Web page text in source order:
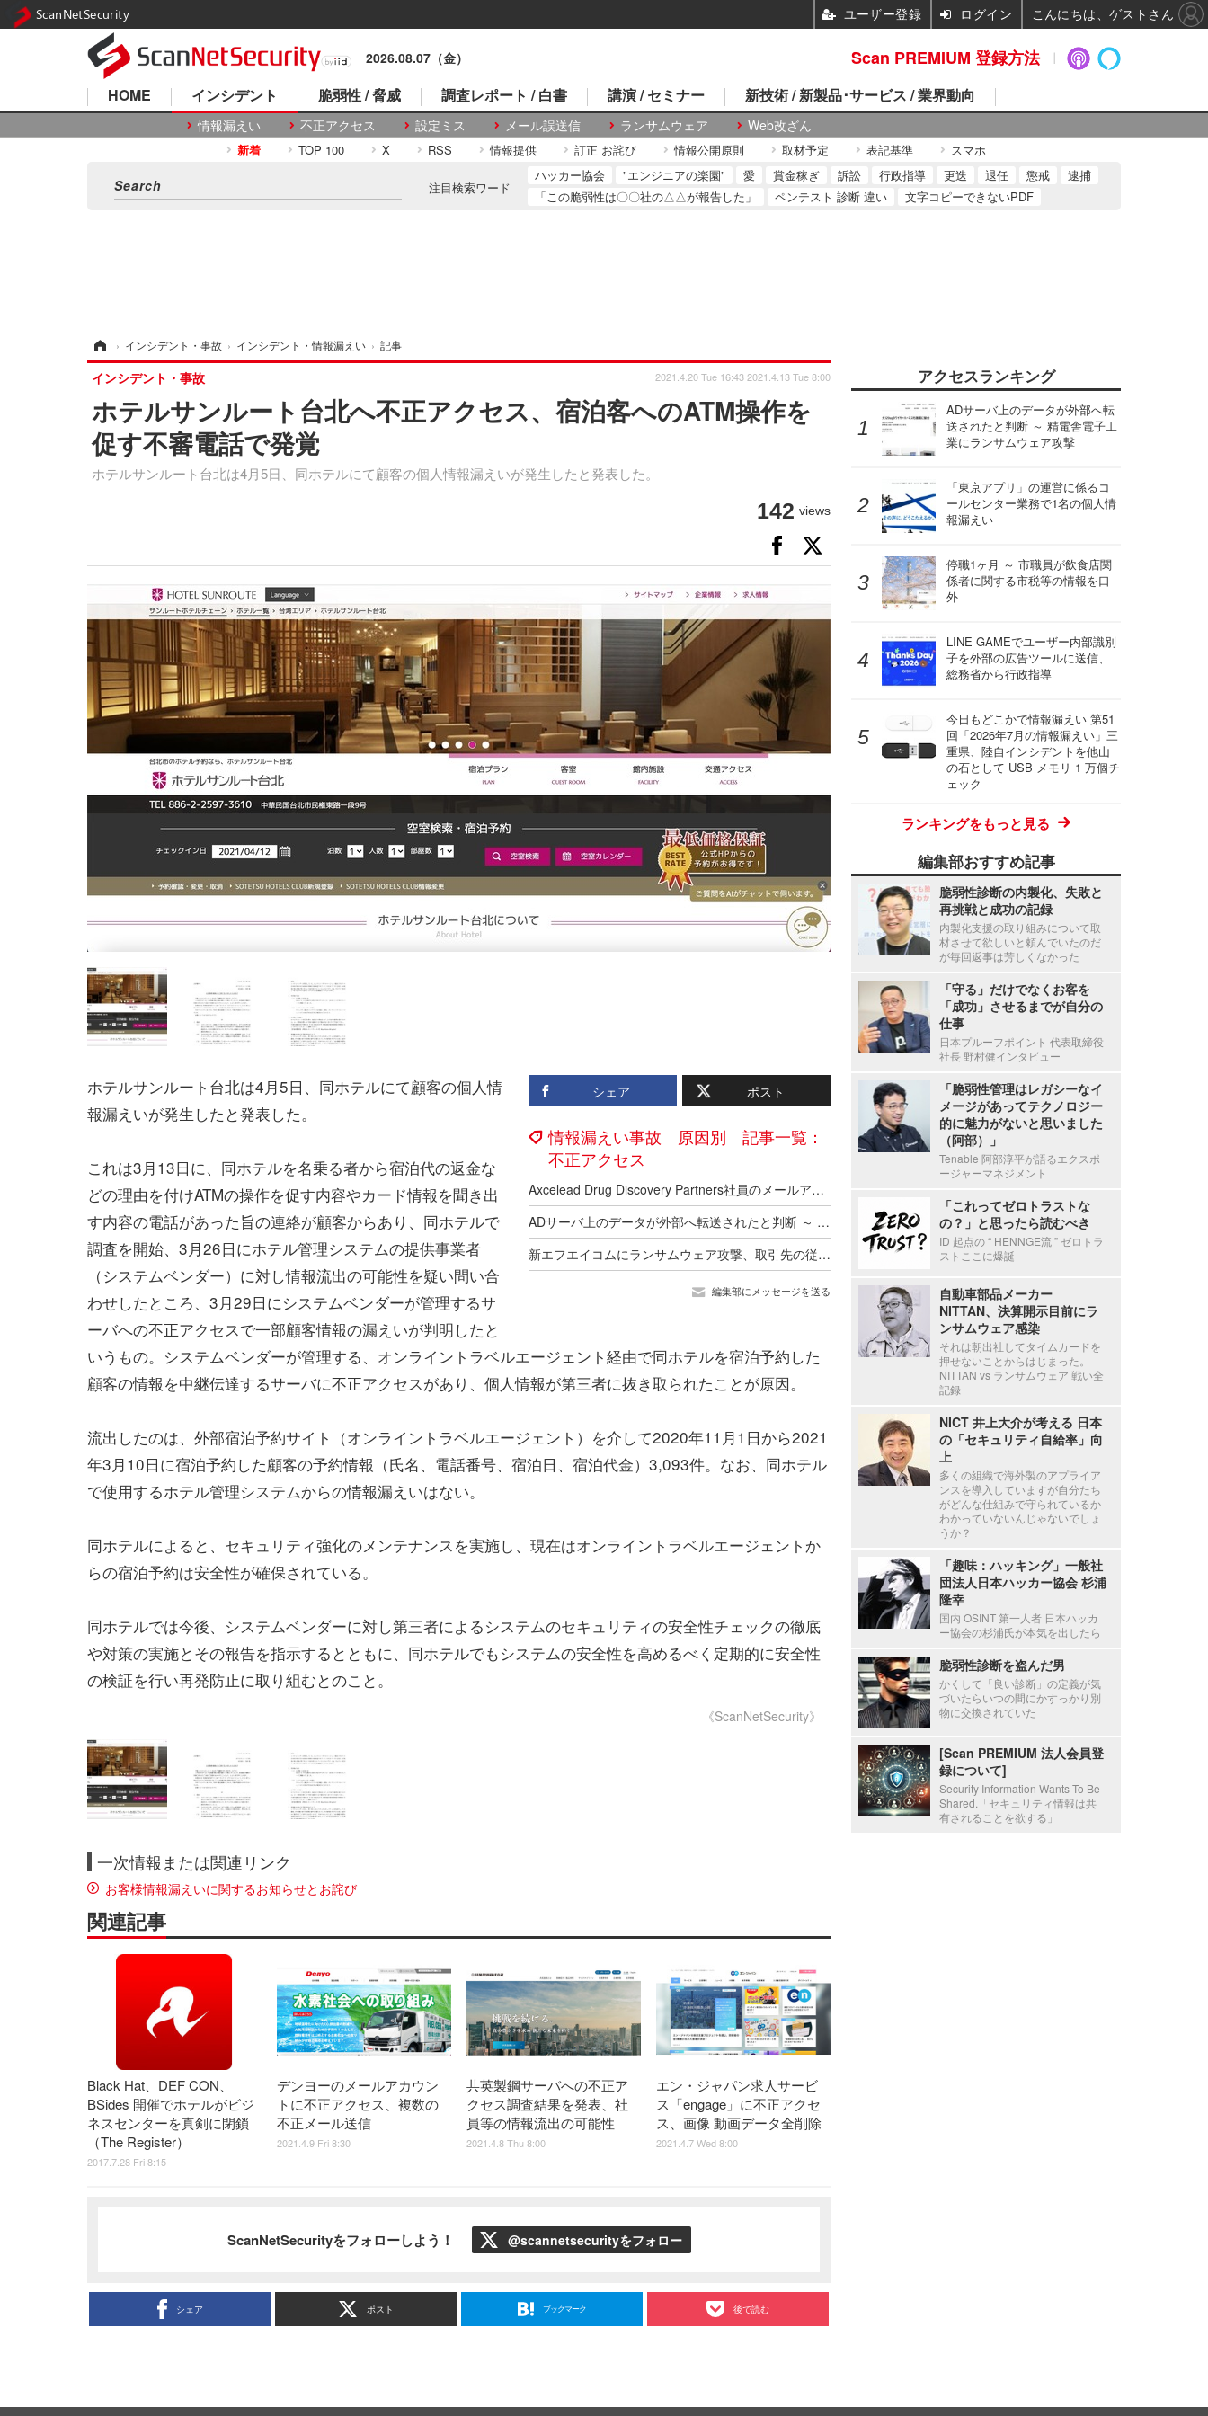
2026.08.07（金）
HOME インシデント
情報漏えい 不正アクセス 設定ミス メール誤送信 ランサムウェア Web改ざん
脆弱性 / 脅威 調査レポート / 白書 講演 / セミナー 新技術 / 新製品･サービス / 業界動向
新着 TOP 100 X RSS 情報提供 訂正 お詫び 情報公開原則 取材予定 表記基準 スマホ
注目検索ワード
ハッカー協会 "エンジニアの楽園" 愛 賞金稼ぎ 訴訟 行政指導 更迭 退任 懲戒
逮捕
「この脆弱性は〇〇社の△△が報告した」
ペンテスト 診断 違い 文字コピーできないPDF
› インシデント・事故 › インシデント・情報漏えい › 記事
ホテルサンルート台北へ不正アクセス、宿泊客へのATM操作を
促す不審電話で発覚
ホテルサンルート台北は4月5日、同ホテルにて顧客の個人情報漏えいが発生したと発表した。
インシデント・事故 2021.4.20 Tue 16:43 2021.4.13 Tue 8:00
142 views
シェア ポスト
情報漏えい事故 原因別 記事一覧：
不正アクセス
Axcelead Drug Discovery Partners社員のメールアカウントに不正アクセス、約7,000通のメールで痕跡を確認
ADサーバ上のデータが外部へ転送されたと判断 ～ 精電舎電子工業にランサムウェア攻撃
新エフエイコムにランサムウェア攻撃、取引先の従業員に関する個人情報が漏えいした可能性
編集部にメッセージを送る
ホテルサンルート台北は4月5日、同ホテルにて顧客の個人情
報漏えいが発生したと発表した。
これは3月13日に、同ホテルを名乗る者から宿泊代の返金な
どの理由を付けATMの操作を促す内容やカード情報を聞き出
す内容の電話があった旨の連絡が顧客からあり、同ホテルで
調査を開始、3月26日にホテル管理システムの提供事業者
（システムベンダー）に対し情報流出の可能性を疑い問い合
わせしたところ、3月29日にシステムベンダーが管理するサ
ーバへの不正アクセスで一部顧客情報の漏えいが判明したと
いうもの。システムベンダーが管理する、オンライントラベルエージェント経由で同ホテルを宿泊予約した
顧客の情報を中継伝達するサーバに不正アクセスがあり、個人情報が第三者に抜き取られたことが原因。
流出したのは、外部宿泊予約サイト（オンライントラベルエージェント）を介して2020年11月1日から2021
年3月10日に宿泊予約した顧客の予約情報（氏名、電話番号、宿泊日、宿泊代金）3,093件。なお、同ホテル
で使用するホテル管理システムからの情報漏えいはない。
同ホテルによると、セキュリティ強化のメンテナンスを実施し、現在はオンライントラベルエージェントか
らの宿泊予約は安全性が確保されている。
同ホテルでは今後、システムベンダーに対し第三者によるシステムのセキュリティの安全性チェックの徹底
や対策の実施とその報告を指示するとともに、同ホテルでもシステムの安全性を高めるべく定期的に安全性
の検証を行い再発防止に取り組むとのこと。
《ScanNetSecurity》
一次情報または関連リンク
お客様情報漏えいに関するお知らせとお詫び
関連記事
Black Hat、DEF CON、
BSides 開催でホテルがビジ
ネスセンターを真剣に閉鎖
（The Register）
2017.7.28 Fri 8:15
デンヨーのメールアカウン
トに不正アクセス、複数の
不正メール送信
2021.4.9 Fri 8:30
共英製鋼サーバへの不正ア
クセス調査結果を発表、社
員等の情報流出の可能性
2021.4.8 Thu 8:00
エン・ジャパン求人サービ
ス「engage」に不正アクセ
ス、画像 動画データ全削除
2021.4.7 Wed 8:00
ScanNetSecurityをフォローしよう！ @scannetsecurityをフォロー
シェア ポスト ブックマーク 後で読む
アクセスランキング
ADサーバ上のデータが外部へ転
送されたと判断 ～ 精電舎電子工
業にランサムウェア攻撃
「東京アプリ」の運営に係るコ
ールセンター業務で1名の個人情
報漏えい
停職1ヶ月 ～ 市職員が飲食店関
係者に関する市税等の情報を口
外
LINE GAMEでユーザー内部識別
子を外部の広告ツールに送信、
総務省から行政指導
今日もどこかで情報漏えい 第51
回「2026年7月の情報漏えい」三
重県、陸自インシデントを他山
の石として USB メモリ 1 万個チ
ェック
ランキングをもっと見る
編集部おすすめ記事
脆弱性診断の内製化、失敗と
再挑戦と成功の記録
内製化支援の取り組みについて取
材させて欲しいと頼んでいたのだ
が毎回返事は芳しくなかった
「守る」だけでなくお客を
「成功」させるまでが自分の
仕事
日本プルーフポイント 代表取締役
社長 野村健インタビュー
「脆弱性管理はレガシーなイ
メージがあってテクノロジー
的に魅力がないと思いました
（阿部）」
Tenable 阿部淳平が語るエクスポ
ージャーマネジメント
「これってゼロトラストな
の？」と思ったら読むべき
ID 起点の “ HENNGE流 ” ゼロトラ
ストここに爆誕
自動車部品メーカー
NITTAN、決算開示目前にラ
ンサムウェア感染
それは朝出社してタイムカードを
押せないことからはじまった。
NITTAN vs ランサムウェア 戦い全
記録
NICT 井上大介が考える 日本
の「セキュリティ自給率」向
上
多くの組織で海外製のアプライア
ンスを導入していますが自分たち
がどんな仕組みで守られているか
わかっていないんじゃないでしょ
うか？
「趣味：ハッキング」一般社
団法人日本ハッカー協会 杉浦
隆幸
国内 OSINT 第一人者 日本ハッカ
ー協会の杉浦氏が本気を出したら
脆弱性診断を盗んだ男
かくして「良い診断」の定義が気
づいたらいつの間にかすっかり別
物に交換されていた
[Scan PREMIUM 法人会員登
録について]
Security Information Wants To Be
Shared.「セキュリティ情報は共
有されることを欲する」
Scan PREMIUM 登録方法
ScanNetSecurity ユーザー登録 ログイン こんにちは、ゲストさん